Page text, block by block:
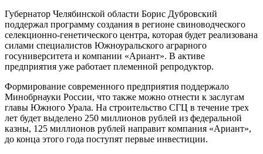
Губернатор Челябинской области Борис Дубровский
поддержал программу создания в регионе свиноводческого
селекционно-генетического центра, которая будет реализована
силами специалистов Южноуральского аграрного
госуниверситета и компании «Ариант». В активе
предприятия уже работает племенной репродуктор.
Формирование современного предприятия поддержало
Минобрнауки России, что также можно отнести к заслугам
главы Южного Урала. На строительство СГЦ в течение трех
лет будет выделено 250 миллионов рублей из федеральной
казны, 125 миллионов рублей направит компания «Ариант»,
до конца этого года поступят первые инвестиции.